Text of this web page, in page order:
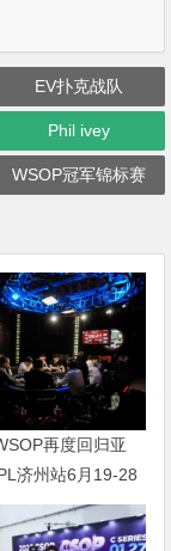
EV扑克战队
Phil ivey
WSOP冠军锦标赛
再度回归亚
济州站6月19-28